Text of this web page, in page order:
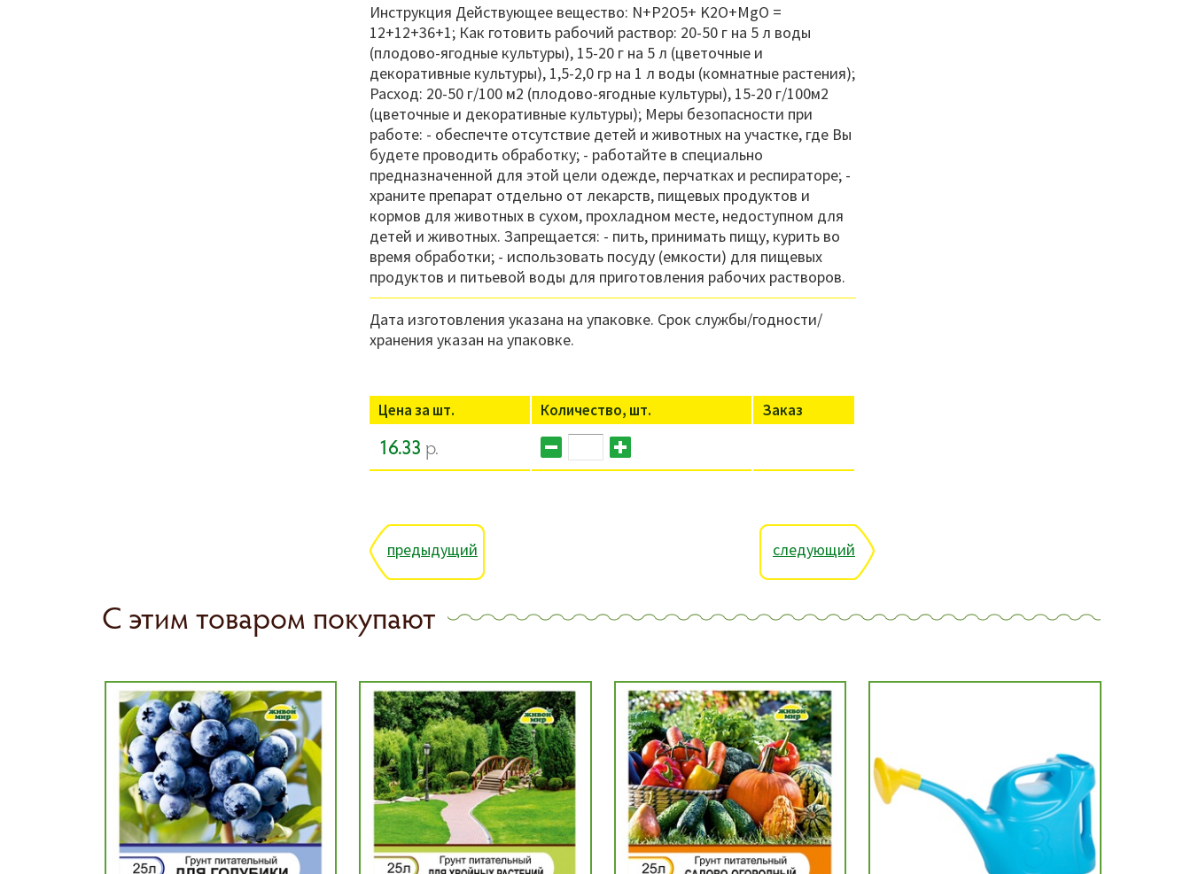
Инструкция Действующее вещество: N+P2O5+ K2O+MgO =
12+12+36+1; Как готовить рабочий раствор: 20-50 г на 5 л воды
(плодово-ягодные культуры), 15-20 г на 5 л (цветочные и
декоративные культуры), 1,5-2,0 гр на 1 л воды (комнатные растения);
Расход: 20-50 г/100 м2 (плодово-ягодные культуры), 15-20 г/100м2
(цветочные и декоративные культуры); Меры безопасности при
работе: - обеспечте отсутствие детей и животных на участке, где Вы
будете проводить обработку; - работайте в специально
предназначенной для этой цели одежде, перчатках и респираторе; -
храните препарат отдельно от лекарств, пищевых продуктов и
кормов для животных в сухом, прохладном месте, недоступном для
детей и животных. Запрещается: - пить, принимать пищу, курить во
время обработки; - использовать посуду (емкости) для пищевых
продуктов и питьевой воды для приготовления рабочих растворов.
Дата изготовления указана на упаковке. Срок службы/годности/
хранения указан на упаковке.
Цена за шт. Количество, шт. Заказ
16.33 р.
предыдущий следующий
С этим товаром покупают